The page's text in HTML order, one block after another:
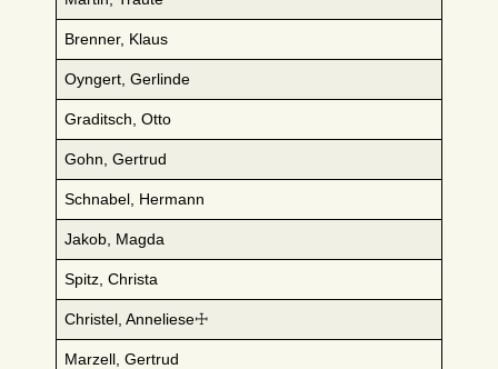
Brenner, Klaus
Oyngert, Gerlinde
Graditsch, Otto
Gohn, Gertrud
Schnabel, Hermann
Jakob, Magda
Spitz, Christa
Christel, Anneliese☩
Marzell, Gertrud